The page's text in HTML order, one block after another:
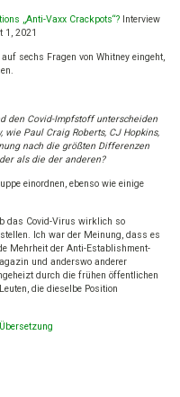
„Anti-Vaxx Crackpots“? Interview
1, 2021
sechs Fragen von Whitney eingeht,
den Covid-Impfstoff unterscheiden
wie Paul Craig Roberts, CJ Hopkins,
nach die größten Differenzen
als die der anderen?
einordnen, ebenso wie einige
das Covid-Virus wirklich so
Ich war der Meinung, dass es
Mehrheit der Anti-Establishment-
und anderswo anderer
durch die frühen öffentlichen
die dieselbe Position
Übersetzung